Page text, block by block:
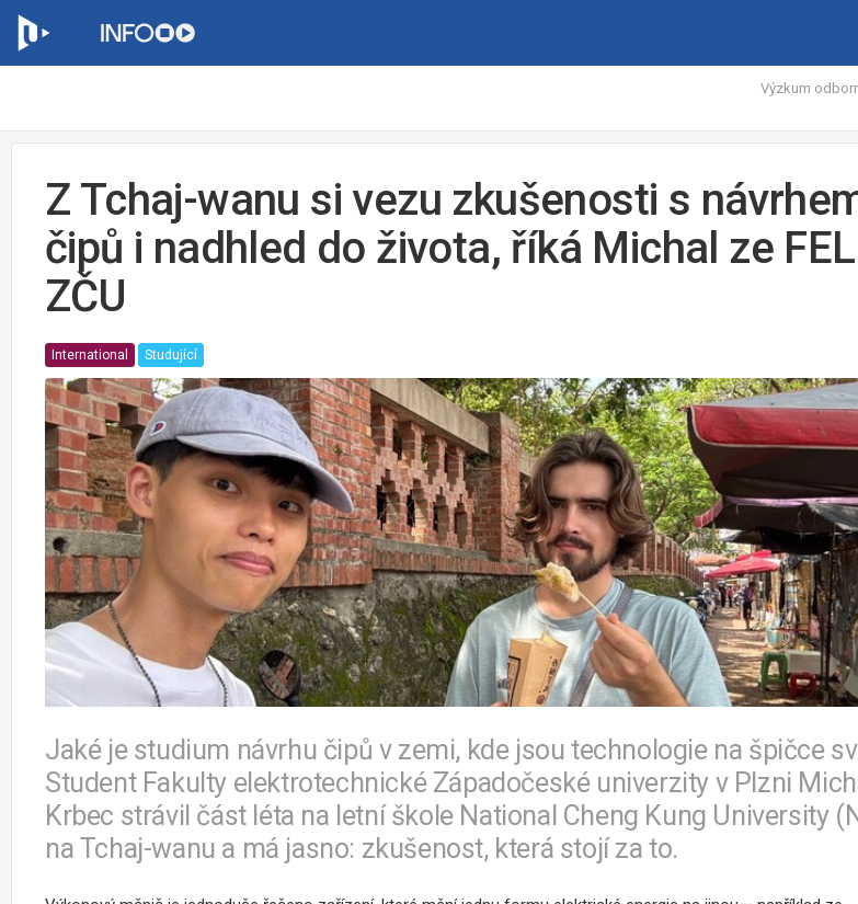
Výzkum
Z Tchaj-wanu si vezu zkušenosti s
čipů i nadhled do života, říká Michal ze FEL
ZČU
International Studující
Jaké je studium návrhu čipů v zemi, kde jsou technologie na špičce
Student Fakulty elektrotechnické Západočeské univerzity v Plzni
Krbec strávil část léta na letní škole National Cheng Kung University
na Tchaj-wanu a má jasno: zkušenost, která stojí za to.